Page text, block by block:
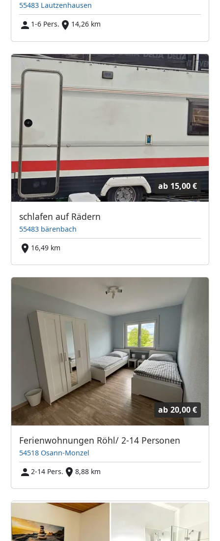
55483 Lautzenhausen
1-6 Pers.
14,26 km
ab 15,00 €
schlafen auf Rädern
55483 bärenbach
16,49 km
ab 20,00 €
Ferienwohnungen Röhl/ 2-14 Personen
54518 Osann-Monzel
2-14 Pers.
8,88 km